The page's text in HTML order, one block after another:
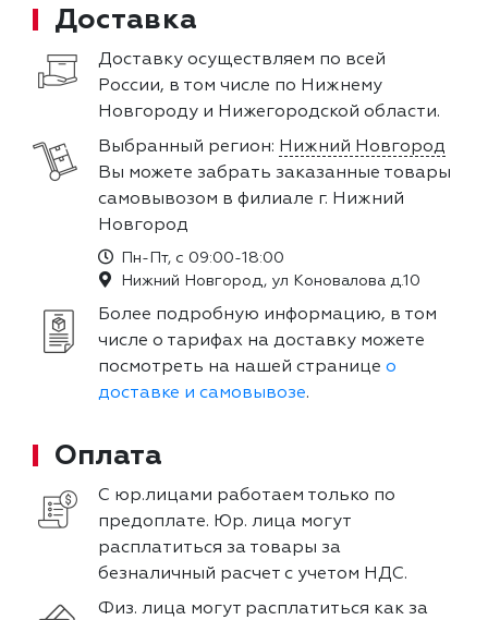
Доставка
Доставку осуществляем по всей
России, в том числе по Нижнему
Новгороду и Нижегородской области.
Выбранный регион: Нижний Новгород
Вы можете забрать заказанные товары
самовывозом в филиале г. Нижний
Новгород
Пн-Пт, с 09:00-18:00
Нижний Новгород, ул Коновалова д.10
Более подробную информацию, в том
числе о тарифах на доставку можете
посмотреть на нашей странице о
доставке и самовывозе.
Оплата
С юр.лицами работаем только по
предоплате. Юр. лица могут
расплатиться за товары за
безналичный расчет с учетом НДС.
Физ. лица могут расплатиться как за